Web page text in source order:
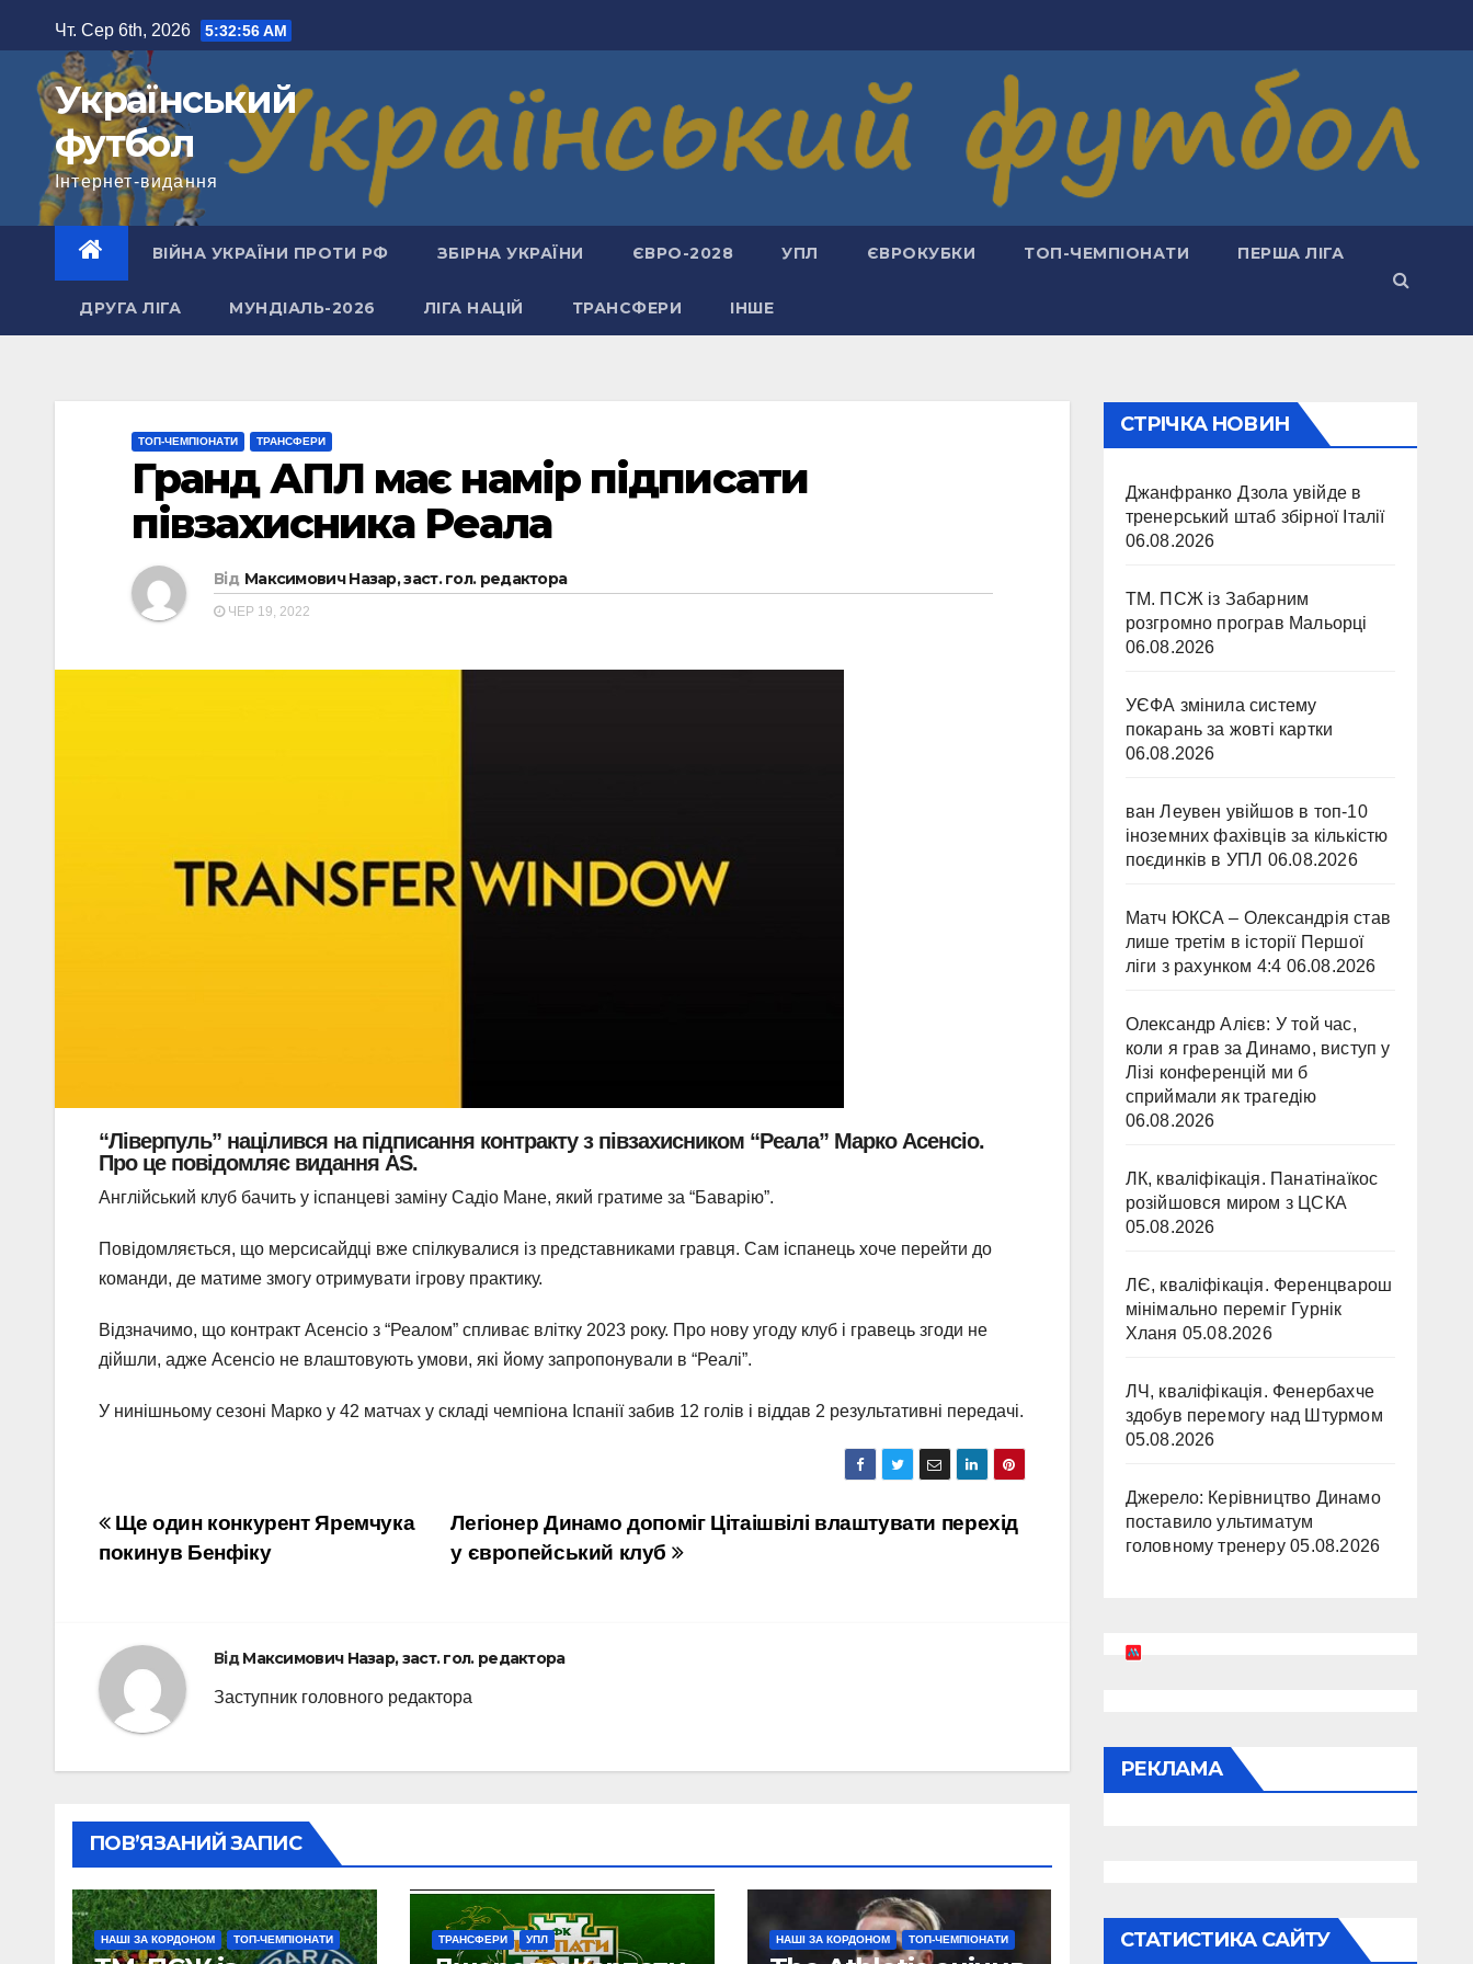
до
вмісту
Чт. Сер 6th, 2026 5:32:57 AM
Український
футбол
Інтернет-видання
ВІЙНА УКРАЇНИ ПРОТИ РФ ЗБІРНА УКРАЇНИ ЄВРО-2028 УПЛ ЄВРОКУБКИ ТОП-ЧЕМПІОНАТИ ПЕРША ЛІГА
ДРУГА ЛІГА МУНДІАЛЬ-2026 ЛІГА НАЦІЙ ТРАНСФЕРИ ІНШЕ
ТОП-ЧЕМПІОНАТИ ТРАНСФЕРИ
Гранд АПЛ має намір підписати
півзахисника Реала
Від Максимович Назар, заст. гол. редактора
ЧЕР 19, 2022
“Ліверпуль” націлився на підписання контракту з півзахисником “Реала” Марко Асенсіо.
Про це повідомляє видання AS.
Англійський клуб бачить у іспанцеві заміну Садіо Мане, який гратиме за “Баварію”.
Повідомляється, що мерсисайдці вже спілкувалися із представниками гравця. Сам іспанець хоче перейти до
команди, де матиме змогу отримувати ігрову практику.
Відзначимо, що контракт Асенсіо з “Реалом” спливає влітку 2023 року. Про нову угоду клуб і гравець згоди не
дійшли, адже Асенсіо не влаштовують умови, які йому запропонували в “Реалі”.
У нинішньому сезоні Марко у 42 матчах у складі чемпіона Іспанії забив 12 голів і віддав 2 результативні передачі.
Навігація
записів
Легіонер Динамо допоміг Цітаішвілі влаштувати перехід
у європейський клуб
Ще один конкурент Яремчука
покинув Бенфіку
ВідМаксимович Назар, заст. гол. редактора
Заступник головного редактора
ПОВ’ЯЗАНИЙ ЗАПИС
НАШІ ЗА КОРДОНОМ ТОП-ЧЕМПІОНАТИ ТРАНСФЕРИ УПЛ НАШІ ЗА КОРДОНОМ ТОП-ЧЕМПІОНАТИ
СТРІЧКА НОВИН
Джанфранко Дзола увійде в
тренерський штаб збірної Італії
06.08.2026
ТМ. ПСЖ із Забарним
розгромно програв Мальорці
06.08.2026
УЄФА змінила систему
покарань за жовті картки
06.08.2026
ван Леувен увійшов в топ-10
іноземних фахівців за кількістю
поєдинків в УПЛ 06.08.2026
Матч ЮКСА – Олександрія став
лише третім в історії Першої
ліги з рахунком 4:4 06.08.2026
Олександр Алієв: У той час,
коли я грав за Динамо, виступ у
Лізі конференцій ми б
сприймали як трагедію
06.08.2026
ЛК, кваліфікація. Панатінаїкос
розійшовся миром з ЦСКА
05.08.2026
ЛЄ, кваліфікація. Ференцварош
мінімально переміг Гурнік
Хланя 05.08.2026
ЛЧ, кваліфікація. Фенербахче
здобув перемогу над Штурмом
05.08.2026
Джерело: Керівництво Динамо
поставило ультиматум
головному тренеру 05.08.2026
РЕКЛАМА
СТАТИСТИКА САЙТУ